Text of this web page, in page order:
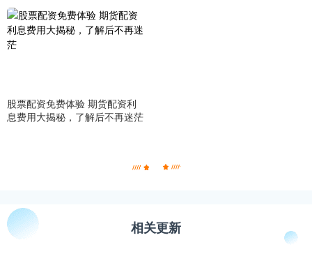
股票配资免费体验 期货配资利
息费用大揭秘，了解后不再迷茫
相关更新